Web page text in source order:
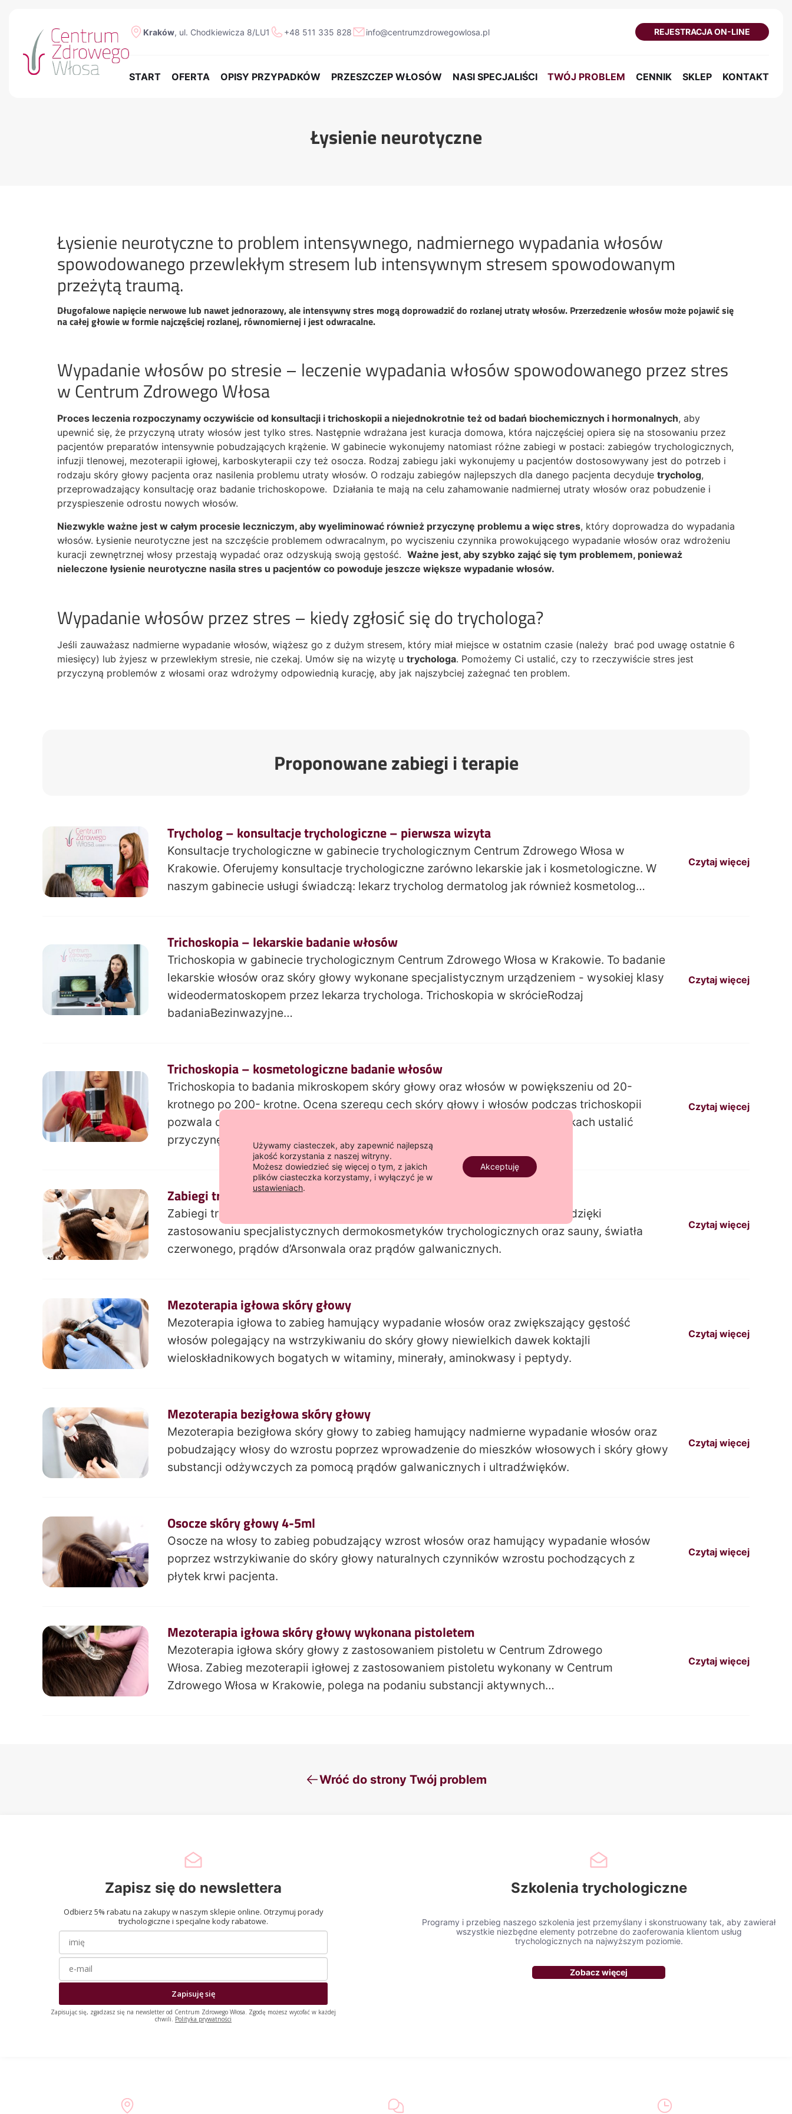
Kraków, ul. Chodkiewicza 8/LU1 +48 511 335 828 info@centrumzdrowegowlosa.pl REJESTRACJA ON-LINE
START OFERTA OPISY PRZYPADKÓW PRZESZCZEP WŁOSÓW NASI SPECJALIŚCI TWÓJ PROBLEM CENNIK SKLEP KONTAKT
Łysienie neurotyczne
Łysienie neurotyczne to problem intensywnego, nadmiernego wypadania włosów
spowodowanego przewlekłym stresem lub intensywnym stresem spowodowanym
przeżytą traumą.
Długofalowe napięcie nerwowe lub nawet jednorazowy, ale intensywny stres mogą doprowadzić do rozlanej utraty włosów. Przerzedzenie włosów może pojawić się
na całej głowie w formie najczęściej rozlanej, równomiernej i jest odwracalne.
Wypadanie włosów po stresie – leczenie wypadania włosów spowodowanego przez stres
w Centrum Zdrowego Włosa
Proces leczenia rozpoczynamy oczywiście od konsultacji i trichoskopii a niejednokrotnie też od badań biochemicznych i hormonalnych, aby
upewnić się, że przyczyną utraty włosów jest tylko stres. Następnie wdrażana jest kuracja domowa, która najczęściej opiera się na stosowaniu przez
pacjentów preparatów intensywnie pobudzających krążenie. W gabinecie wykonujemy natomiast różne zabiegi w postaci: zabiegów trychologicznych,
infuzji tlenowej, mezoterapii igłowej, karboskyterapii czy też osocza. Rodzaj zabiegu jaki wykonujemy u pacjentów dostosowywany jest do potrzeb i
rodzaju skóry głowy pacjenta oraz nasilenia problemu utraty włosów. O rodzaju zabiegów najlepszych dla danego pacjenta decyduje trycholog,
przeprowadzający konsultację oraz badanie trichoskopowe. Działania te mają na celu zahamowanie nadmiernej utraty włosów oraz pobudzenie i
przyspieszenie odrostu nowych włosów.
Niezwykle ważne jest w całym procesie leczniczym, aby wyeliminować również przyczynę problemu a więc stres, który doprowadza do wypadania
włosów. Łysienie neurotyczne jest na szczęście problemem odwracalnym, po wyciszeniu czynnika prowokującego wypadanie włosów oraz wdrożeniu
kuracji zewnętrznej włosy przestają wypadać oraz odzyskują swoją gęstość. Ważne jest, aby szybko zająć się tym problemem, ponieważ
nieleczone łysienie neurotyczne nasila stres u pacjentów co powoduje jeszcze większe wypadanie włosów.
Wypadanie włosów przez stres – kiedy zgłosić się do trychologa?
Jeśli zauważasz nadmierne wypadanie włosów, wiążesz go z dużym stresem, który miał miejsce w ostatnim czasie (należy brać pod uwagę ostatnie 6
miesięcy) lub żyjesz w przewlekłym stresie, nie czekaj. Umów się na wizytę u trychologa. Pomożemy Ci ustalić, czy to rzeczywiście stres jest
przyczyną problemów z włosami oraz wdrożymy odpowiednią kurację, aby jak najszybciej zażegnać ten problem.
Proponowane zabiegi i terapie
Trycholog – konsultacje trychologiczne – pierwsza wizyta
Konsultacje trychologiczne w gabinecie trychologicznym Centrum Zdrowego Włosa w
Krakowie. Oferujemy konsultacje trychologiczne zarówno lekarskie jak i kosmetologiczne. W
naszym gabinecie usługi świadczą: lekarz trycholog dermatolog jak również kosmetolog…
Czytaj więcej
Trichoskopia – lekarskie badanie włosów
Trichoskopia w gabinecie trychologicznym Centrum Zdrowego Włosa w Krakowie. To badanie
lekarskie włosów oraz skóry głowy wykonane specjalistycznym urządzeniem - wysokiej klasy
wideodermatoskopem przez lekarza trychologa. Trichoskopia w skrócieRodzaj
badaniaBezinwazyjne…
Czytaj więcej
Trichoskopia – kosmetologiczne badanie włosów
Trichoskopia to badania mikroskopem skóry głowy oraz włosów w powiększeniu od 20-
krotnego po 200- krotne. Ocena szeregu cech skóry głowy i włosów podczas trichoskopii
pozwala dostosować odpowiednią pielęgnację i leczenie a w wielu przypadkach ustalić
przyczynę wypadania włosów oraz problemów ze skórą głowy.
Czytaj więcej
Zabiegi trychologiczne z zastosowaniem kosmetyków oraz sauny
Zabiegi trychologiczne likwidują wszelakie problemy skóry głowy i włosów, dzięki
zastosowaniu specjalistycznych dermokosmetyków trychologicznych oraz sauny, światła
czerwonego, prądów d’Arsonwala oraz prądów galwanicznych.
Czytaj więcej
Mezoterapia igłowa skóry głowy
Mezoterapia igłowa to zabieg hamujący wypadanie włosów oraz zwiększający gęstość
włosów polegający na wstrzykiwaniu do skóry głowy niewielkich dawek koktajli
wieloskładnikowych bogatych w witaminy, minerały, aminokwasy i peptydy.
Czytaj więcej
Mezoterapia bezigłowa skóry głowy
Mezoterapia bezigłowa skóry głowy to zabieg hamujący nadmierne wypadanie włosów oraz
pobudzający włosy do wzrostu poprzez wprowadzenie do mieszków włosowych i skóry głowy
substancji odżywczych za pomocą prądów galwanicznych i ultradźwięków.
Czytaj więcej
Osocze skóry głowy 4-5ml
Osocze na włosy to zabieg pobudzający wzrost włosów oraz hamujący wypadanie włosów
poprzez wstrzykiwanie do skóry głowy naturalnych czynników wzrostu pochodzących z
płytek krwi pacjenta.
Czytaj więcej
Mezoterapia igłowa skóry głowy wykonana pistoletem
Mezoterapia igłowa skóry głowy z zastosowaniem pistoletu w Centrum Zdrowego
Włosa. Zabieg mezoterapii igłowej z zastosowaniem pistoletu wykonany w Centrum
Zdrowego Włosa w Krakowie, polega na podaniu substancji aktywnych…
Czytaj więcej
Wróć do strony Twój problem
Zapisz się do newslettera
Odbierz 5% rabatu na zakupy w naszym sklepie online. Otrzymuj porady
trychologiczne i specjalne kody rabatowe.
Zapisuję się
Zapisując się, zgadzasz się na newsletter od Centrum Zdrowego Włosa. Zgodę możesz wycofać w każdej
chwili. Polityka prywatności
Szkolenia trychologiczne
Programy i przebieg naszego szkolenia jest przemyślany i skonstruowany tak, aby zawierał
wszystkie niezbędne elementy potrzebne do zaoferowania klientom usług
trychologicznych na najwyższym poziomie.
Zobacz więcej
Używamy ciasteczek, aby zapewnić najlepszą
jakość korzystania z naszej witryny.
Możesz dowiedzieć się więcej o tym, z jakich
plików ciasteczka korzystamy, i wyłączyć je w
ustawieniach.
Akceptuję